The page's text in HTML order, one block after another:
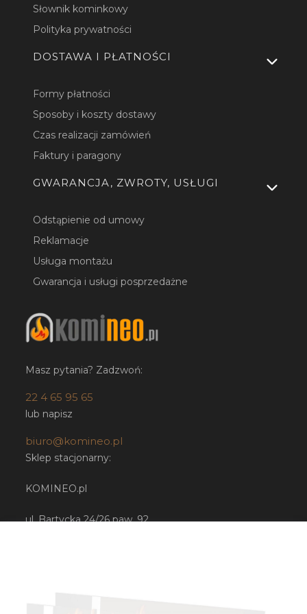
Słownik kominkowy
Polityka prywatności
DOSTAWA I PŁATNOŚCI
Formy płatności
Sposoby i koszty dostawy
Czas realizacji zamówień
Faktury i paragony
GWARANCJA, ZWROTY, USŁUGI
Odstąpienie od umowy
Reklamacje
Usługa montażu
Gwarancja i usługi posprzedażne
Masz pytania? Zadzwoń:
22 4 65 95 65
lub napisz
biuro@komineo.pl
Sklep stacjonarny:
KOMINEO.pl
ul. Bartycka 24/26 paw. 92